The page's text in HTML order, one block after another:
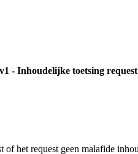
- Inhoudelijke toetsing request
of het request geen malafide